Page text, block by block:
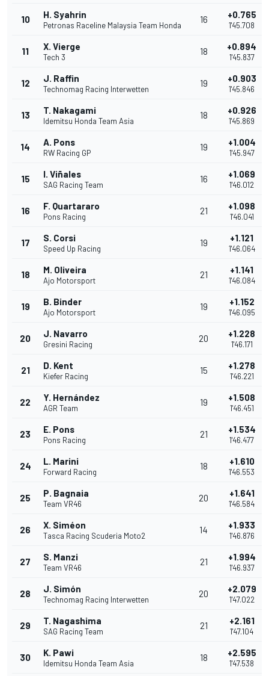
10 H. Syahrin
Petronas Raceline Malaysia Team Honda
16 +0.765
1'45.708
11 X. Vierge
Tech 3
18 +0.894
1'45.837
12 J. Raffin
Technomag Racing Interwetten
19 +0.903
1'45.846
13 T. Nakagami
Idemitsu Honda Team Asia
18 +0.926
1'45.869
14 A. Pons
RW Racing GP
19 +1.004
1'45.947
15 I. Viñales
SAG Racing Team
16 +1.069
1'46.012
16 F. Quartararo
Pons Racing
21 +1.098
1'46.041
17 S. Corsi
Speed Up Racing
19 +1.121
1'46.064
18 M. Oliveira
Ajo Motorsport
21 +1.141
1'46.084
19 B. Binder
Ajo Motorsport
19 +1.152
1'46.095
20 J. Navarro
Gresini Racing
20 +1.228
1'46.171
21 D. Kent
Kiefer Racing
15 +1.278
1'46.221
22 Y. Hernández
AGR Team
19 +1.508
1'46.451
23 E. Pons
Pons Racing
21 +1.534
1'46.477
24 L. Marini
Forward Racing
18 +1.610
1'46.553
25 P. Bagnaia
Team VR46
20 +1.641
1'46.584
26 X. Siméon
Tasca Racing Scuderia Moto2
14 +1.933
1'46.876
27 S. Manzi
Team VR46
21 +1.994
1'46.937
28 J. Simón
Technomag Racing Interwetten
20 +2.079
1'47.022
29 T. Nagashima
SAG Racing Team
21 +2.161
1'47.104
30 K. Pawi
Idemitsu Honda Team Asia
18 +2.595
1'47.538